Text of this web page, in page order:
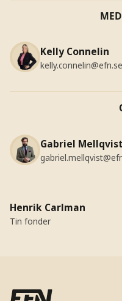
Kelly Connelin
kelly.connelin@efn.se
Gabriel Mellqvist
Henrik Carlman
Tin fonder